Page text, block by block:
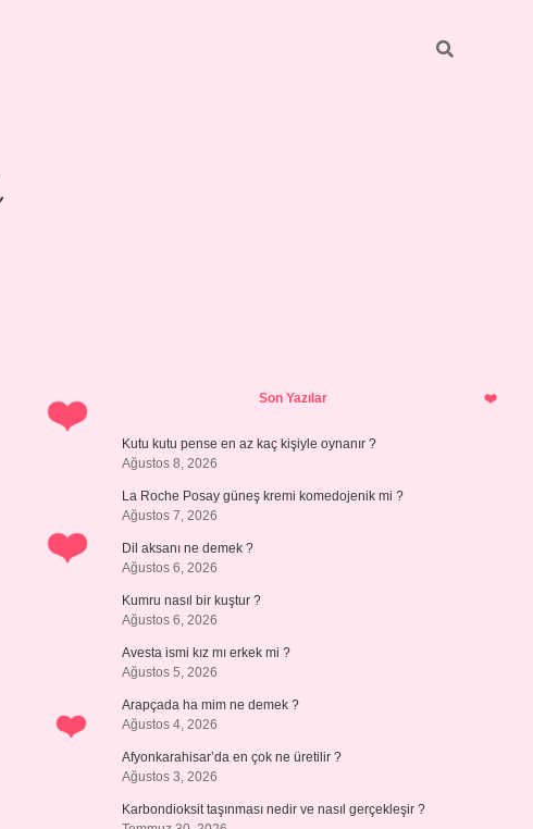
SidebarSon Yazılar
Kutu kutu pense en az kaç kişiyle oynanır ?
Ağustos 8, 2026
La Roche Posay güneş kremi komedojenik mi ?
Ağustos 7, 2026
Dil aksanı ne demek ?
Ağustos 6, 2026
Kumru nasıl bir kuştur ?
Ağustos 6, 2026
Avesta ismi kız mı erkek mi ?
Ağustos 5, 2026
Arapçada ha mim ne demek ?
Ağustos 4, 2026
Afyonkarahisar’da en çok ne üretilir ?
Ağustos 3, 2026
Karbondioksit taşınması nedir ve nasıl gerçekleşir ?